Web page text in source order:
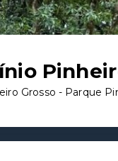
Grosso - Parque